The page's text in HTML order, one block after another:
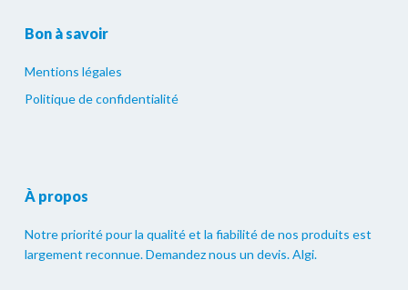
Bon à savoir
Mentions légales
Politique de confidentialité
À propos
Notre priorité pour la qualité et la fiabilité de nos produits est
largement reconnue. Demandez nous un devis. Algi.